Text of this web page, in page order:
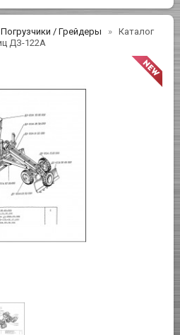
/ Грейдеры
Каталог
ДЗ-122А